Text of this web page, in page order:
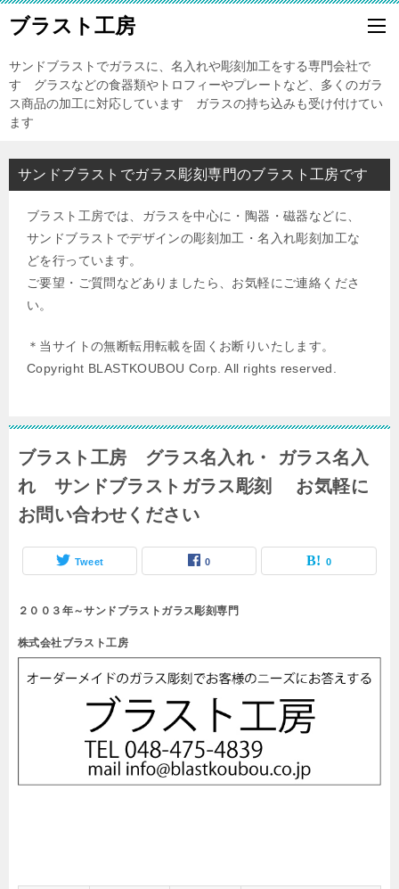
ブラスト工房
サンドブラストでガラスに、名入れや彫刻加工をする専門会社で
す グラスなどの食器類やトロフィーやプレートなど、多くのガラ
ス商品の加工に対応しています ガラスの持ち込みも受け付けてい
ます
サンドブラストでガラス彫刻専門のブラスト工房です
ブラスト工房では、ガラスを中心に・陶器・磁器などに、
サンドブラストでデザインの彫刻加工・名入れ彫刻加工な
どを行っています。
ご要望・ご質問などありましたら、お気軽にご連絡くださ
い。
＊当サイトの無断転用転載を固くお断りいたします。
Copyright BLASTKOUBOU Corp. All rights reserved.
ブラスト工房 グラス名入れ・ ガラス名入
れ サンドブラストガラス彫刻 お気軽に
お問い合わせください
Tweet 0 0
２００３年～サンドブラストガラス彫刻専門
株式会社ブラスト工房